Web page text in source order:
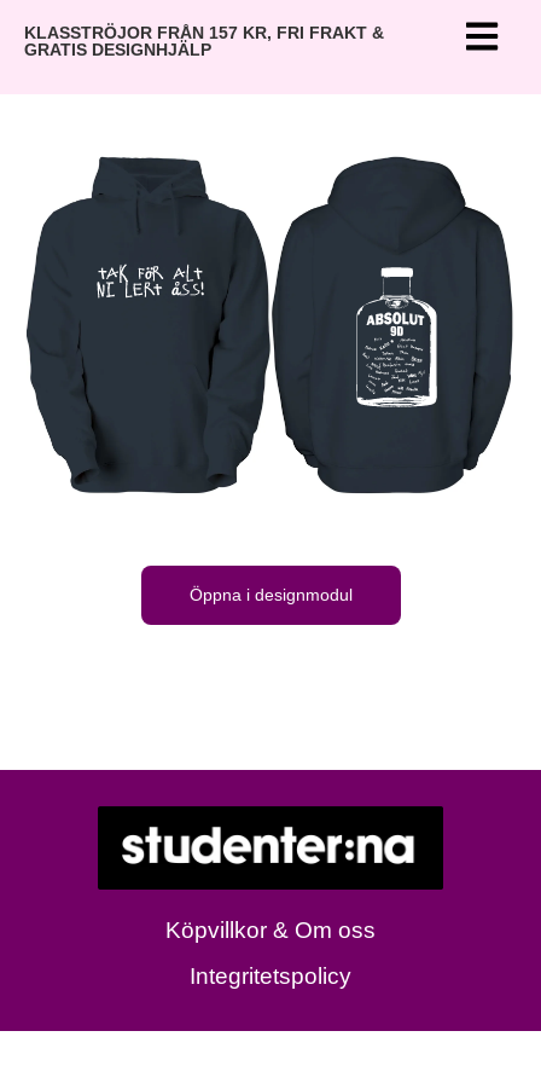
KLASSTRÖJOR FRÅN 157 KR, FRI FRAKT &
GRATIS DESIGNHJÄLP
Öppna i designmodul
Köpvillkor & Om oss
Integritetspolicy